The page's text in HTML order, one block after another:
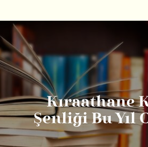
Kıraathane
Şenliği Bu Yıl